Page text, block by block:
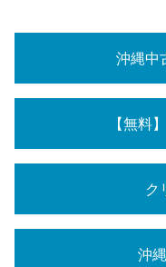
沖縄中
【無料
ク
沖